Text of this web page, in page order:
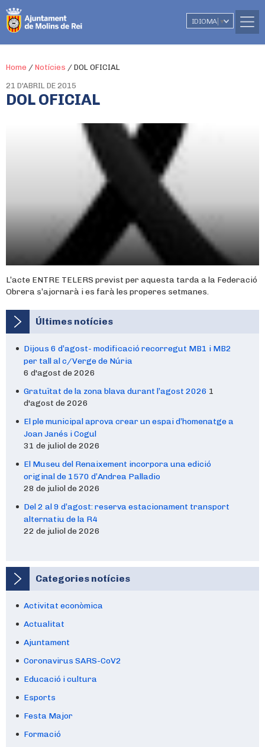
IDIOMA ▼
Home / Notícies / DOL OFICIAL
21 D'ABRIL DE 2015
DOL OFICIAL
L’acte ENTRE TELERS previst per aquesta tarda a la Federació
Obrera s’ajornarà i es farà les properes setmanes.
Últimes notícies
Dijous 6 d’agost- modificació recorregut MB1 i MB2
per tall al c/Verge de Núria
6 d'agost de 2026
Gratuïtat de la zona blava durant l’agost 2026 1
d'agost de 2026
El ple municipal aprova crear un espai d’homenatge a
Joan Janés i Cogul
31 de juliol de 2026
El Museu del Renaixement incorpora una edició
original de 1570 d’Andrea Palladio
28 de juliol de 2026
Del 2 al 9 d’agost: reserva estacionament transport
alternatiu de la R4
22 de juliol de 2026
Categories notícies
Activitat econòmica
Actualitat
Ajuntament
Coronavirus SARS-CoV2
Educació i cultura
Esports
Festa Major
Formació